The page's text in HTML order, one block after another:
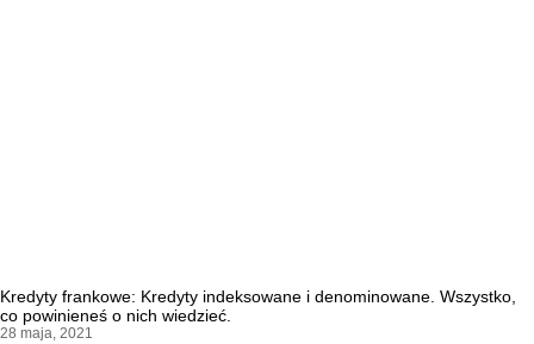
Kredyty frankowe: Kredyty indeksowane i denominowane. Wszystko,
co powinieneś o nich wiedzieć.
28 maja, 2021